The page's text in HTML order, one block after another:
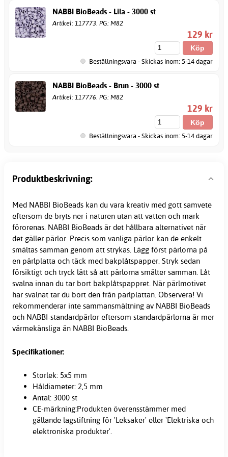
NABBI BioBeads - Lila - 3000 st
Artikel: 117773. PG: M82
129 kr
Beställningsvara - Skickas inom: 5-14 dagar
NABBI BioBeads - Brun - 3000 st
Artikel: 117776. PG: M82
129 kr
Beställningsvara - Skickas inom: 5-14 dagar
Produktbeskrivning:
Med NABBI BioBeads kan du vara kreativ med gott samvete
eftersom de bryts ner i naturen utan att vatten och mark
förorenas. NABBI BioBeads är det hållbara alternativet när
det gäller pärlor. Precis som vanliga pärlor kan de enkelt
smältas samman genom att strykas. Lägg först pärlorna på
en pärlplatta och täck med bakplåtspapper. Stryk sedan
försiktigt och tryck lätt så att pärlorna smälter samman. Låt
svalna innan du tar bort bakplåtspappret. När pärlmotivet
har svalnat tar du bort den från pärlplattan. Observera! Vi
rekommenderar inte sammansmältning av NABBI BioBeads
och NABBI-standardpärlor eftersom standardpärlorna är mer
värmekänsliga än NABBI BioBeads.
Specifikationer:
Storlek: 5x5 mm
Håldiameter: 2,5 mm
Antal: 3000 st
CE-märkning:Produkten överensstämmer med
gällande lagstiftning för 'Leksaker' eller 'Elektriska och
elektroniska produkter'.